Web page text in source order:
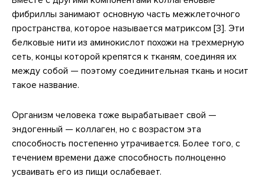
фибриллы занимают основную часть межклеточного
пространства, которое называется матриксом [3]. Эти
белковые нити из аминокислот похожи на трехмерную
сеть, концы которой крепятся к тканям, соединяя их
между собой — поэтому соединительная ткань и носит
такое название.
Организм человека тоже вырабатывает свой —
эндогенный — коллаген, но с возрастом эта
способность постепенно утрачивается. Более того, с
течением времени даже способность полноценно
усваивать его из пищи ослабевает.